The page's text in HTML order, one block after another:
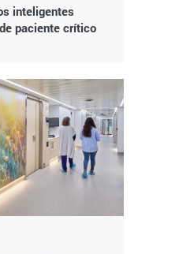
inteligentes
paciente crítico